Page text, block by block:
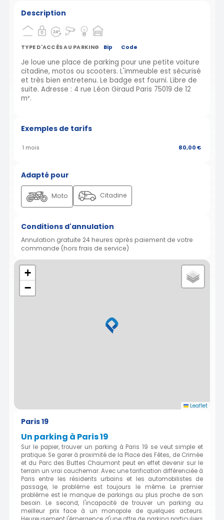
Description
TYPE D'ACCÈS AU PARKING Bip Code
Je loue une place de parking pour une petite voiture
citadine, motos ou scooters. L'immeuble est sécurisé
et très bien entretenu. Le badge est fourni. Libre de
suite. Adresse : 4 rue Léon Giraud Paris 75019 de 12
m².
Exemples de tarifs
1 mois 80,00 €
Adapté pour
Moto Citadine
Conditions d'annulation
Annulation gratuite 24 heures après paiement de votre
commande (hors frais de service)
+
−
Leaflet
Paris 19
Un parking à Paris 19
Sur le papier, trouver un parking à Paris 19 se veut simple et
pratique. Se garer à proximité de la Place des Fêtes, de Crimée
et du Parc des Buttes Chaumont peut en effet devenir sur le
terrain un vrai cauchemar. Avec une tarification différenciée à
Paris entre les résidents urbains et les automobilistes de
passage, le problème est toujours le même. Le premier
problème est le manque de parkings au plus proche de son
besoin. Le second, l'incapacité de trouver un parking au
meilleur prix face à un monopole de quelques acteurs.